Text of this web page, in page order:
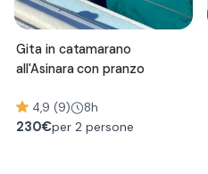
Gita in catamarano
all'Asinara con pranzo
4,9 (9) 8h
230€per 2 persone